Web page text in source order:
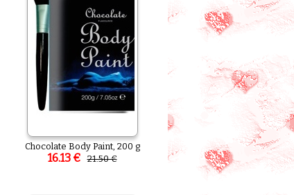
Chocolate Body Paint, 200 g
16.13 € 21.50 €